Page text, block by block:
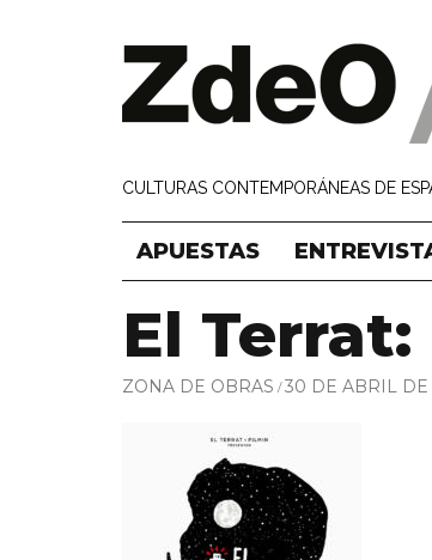
CULTURAS CONTEMPORÁNEAS DE
APUESTAS
El
ZONA DE OBRAS 30 DE ABRIL DE